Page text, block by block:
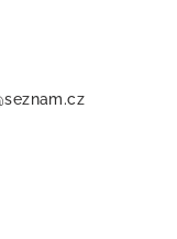
seznam.cz